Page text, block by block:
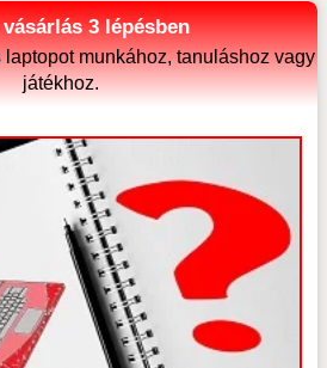
3 lépésben
munkához, tanuláshoz vagy
játékhoz.